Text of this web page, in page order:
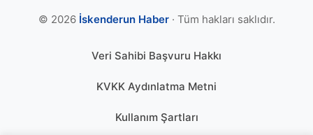
© 2026 İskenderun Haber· Tüm hakları saklıdır.
Veri Sahibi Başvuru Hakkı
KVKK Aydınlatma Metni
Kullanım Şartları